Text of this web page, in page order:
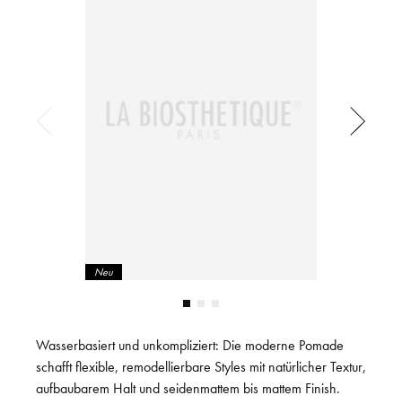
Neu
Wasserbasiert und unkompliziert: Die moderne Pomade
schafft flexible, remodellierbare Styles mit natürlicher Textur,
aufbaubarem Halt und seidenmattem bis mattem Finish.